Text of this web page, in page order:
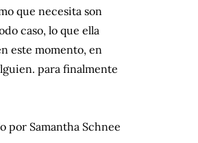
que necesita son
caso, lo que ella
este momento, en
para finalmente
por Samantha Schnee